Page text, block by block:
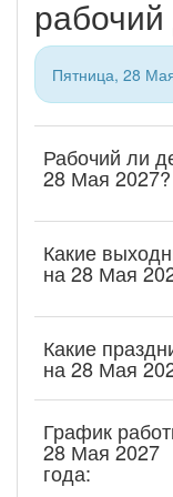
Пятница, 28
Рабочий ли
28 Мая 2027?
Какие
на 28 Мая
Какие
на 28 Мая
График
28 Мая 2027
года: